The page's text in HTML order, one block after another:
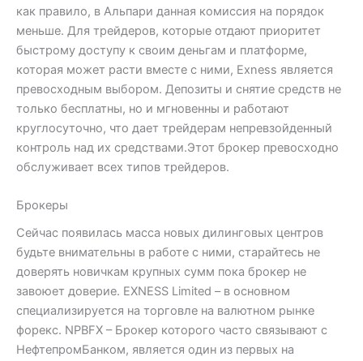
как правило, в Альпари данная комиссия на порядок
меньше. Для трейдеров, которые отдают приоритет
быстрому доступу к своим деньгам и платформе,
которая может расти вместе с ними, Exness является
превосходным выбором. Депозиты и снятие средств не
только бесплатны, но и мгновенны и работают
круглосуточно, что дает трейдерам непревзойденный
контроль над их средствами.Этот брокер превосходно
обслуживает всех типов трейдеров.
Брокеры
Сейчас появилась масса новых дилинговых центров
будьте внимательны в работе с ними, старайтесь не
доверять новичкам крупных сумм пока брокер не
завоюет доверие. EXNESS Limited – в основном
специализируется на торговле на валютном рынке
форекс. NPBFX – Брокер которого часто связывают с
НефтепромБанком, является один из первых на